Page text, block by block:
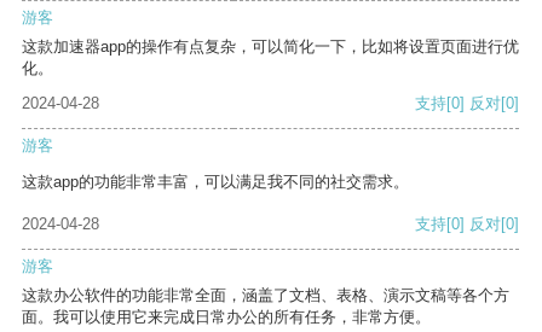
游客
这款加速器app的操作有点复杂，可以简化一下，比如将设置页面进行优
化。
2024-04-28
支持[0] 反对[0]
游客
这款app的功能非常丰富，可以满足我不同的社交需求。
2024-04-28 支持[0] 反对[0]
游客
这款办公软件的功能非常全面，涵盖了文档、表格、演示文稿等各个方
面。我可以使用它来完成日常办公的所有任务，非常方便。